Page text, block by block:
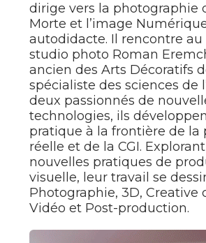
dirige vers la photographie
Morte et l’image
autodidacte. Il rencontre au
studio photo Roman
ancien des Arts Décoratifs
spécialiste des sciences de
deux passionnés de
technologies, ils
pratique à la frontière de la
réelle et de la CGI.
nouvelles pratiques de
visuelle, leur travail se
Photographie, 3D, Creative
Vidéo et Post-production.